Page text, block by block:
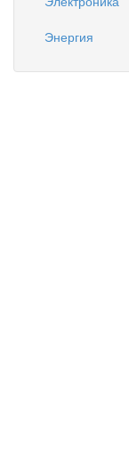
Энергия